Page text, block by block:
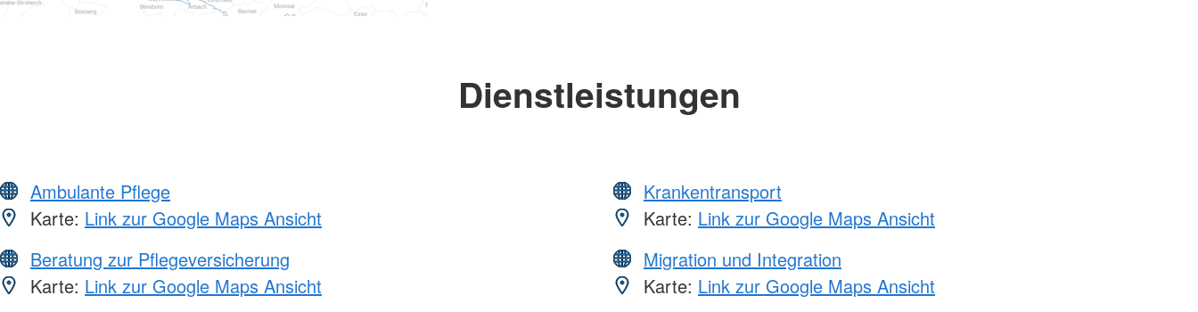
Dienstleistungen
Ambulante Pflege
Karte: Link zur Google Maps Ansicht
Beratung zur Pflegeversicherung
Karte: Link zur Google Maps Ansicht
Krankentransport
Karte: Link zur Google Maps Ansicht
Migration und Integration
Karte: Link zur Google Maps Ansicht